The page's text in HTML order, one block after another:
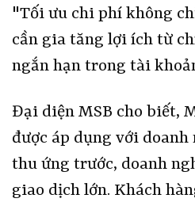
"Tối ưu chi phí không
cần gia tăng lợi ích từ
ngắn hạn trong tài
Đại diện MSB cho biết,
được áp dụng với
thu ứng trước, doanh
giao dịch lớn. Khách